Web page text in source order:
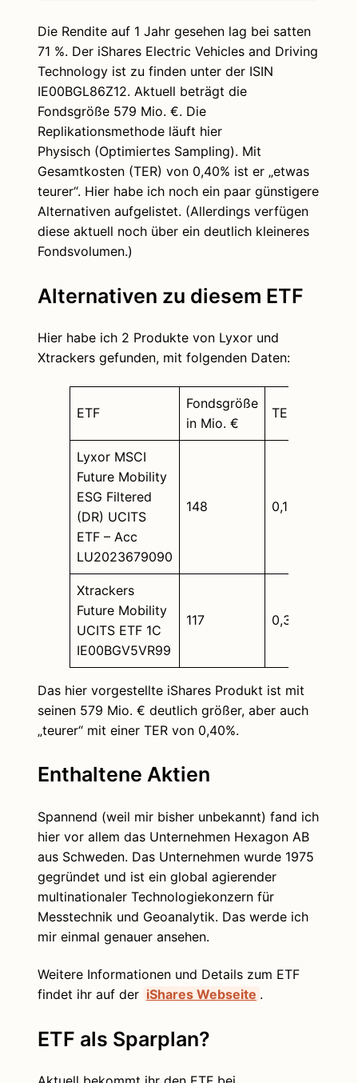
Die Rendite auf 1 Jahr gesehen lag bei satten
71 %. Der iShares Electric Vehicles and Driving
Technology ist zu finden unter der ISIN
IE00BGL86Z12. Aktuell beträgt die
Fondsgröße 579 Mio. €. Die
Replikationsmethode läuft hier
Physisch (Optimiertes Sampling). Mit
Gesamtkosten (TER) von 0,40% ist er „etwas
teurer“. Hier habe ich noch ein paar günstigere
Alternativen aufgelistet. (Allerdings verfügen
diese aktuell noch über ein deutlich kleineres
Fondsvolumen.)
Alternativen zu diesem ETF
Hier habe ich 2 Produkte von Lyxor und
Xtrackers gefunden, mit folgenden Daten:
ETF
Fondsgröße
in Mio. €
TER
Lyxor MSCI
Future Mobility
ESG Filtered
(DR) UCITS
ETF – Acc
LU2023679090
148 0,15%
Xtrackers
Future Mobility
UCITS ETF 1C
IE00BGV5VR99
117 0,35%
Das hier vorgestellte iShares Produkt ist mit
seinen 579 Mio. € deutlich größer, aber auch
„teurer“ mit einer TER von 0,40%.
Enthaltene Aktien
Spannend (weil mir bisher unbekannt) fand ich
hier vor allem das Unternehmen Hexagon AB
aus Schweden. Das Unternehmen wurde 1975
gegründet und ist ein global agierender
multinationaler Technologiekonzern für
Messtechnik und Geoanalytik. Das werde ich
mir einmal genauer ansehen.
Weitere Informationen und Details zum ETF
findet ihr auf der iShares Webseite .
ETF als Sparplan?